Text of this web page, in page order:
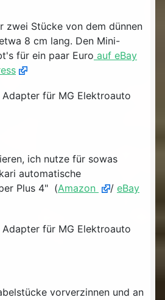
zwei Stücke von dem dünnen
8 cm lang. Den Mini-
für ein paar Euro auf eBay
ich nutze für sowas
automatische
Plus 4" (Amazon / eBay
vorverzinnen und an